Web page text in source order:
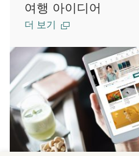
여행 아이디어
더 보기